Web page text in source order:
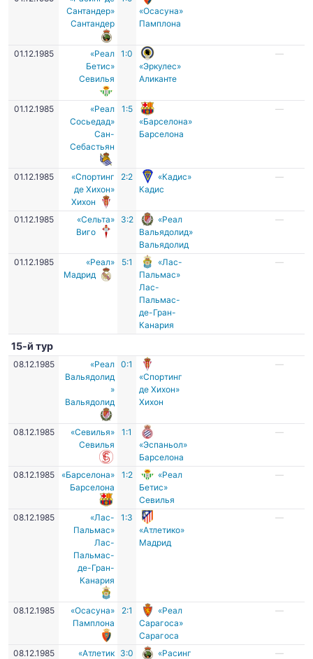
Сантандер»
Сантандер
«Осасуна»
Памплона
01.12.1985
«Реал
Бетис»
Севилья
1:0
«Эркулес»
Аликанте
—
01.12.1985
«Реал
Сосьедад»
Сан-
Себастьян
1:5
«Барселона»
Барселона
—
01.12.1985
«Спортинг
де Хихон»
Хихон
2:2
«Кадис»
Кадис
—
01.12.1985
«Сельта»
Виго
3:2
«Реал
Вальядолид»
Вальядолид
—
01.12.1985
«Реал»
Мадрид
5:1
«Лас-
Пальмас»
Лас-
Пальмас-
де-Гран-
Канария
—
15-й тур
08.12.1985
«Реал
Вальядолид
»
Вальядолид
0:1
«Спортинг
де Хихон»
Хихон
—
08.12.1985
«Севилья»
Севилья
1:1
«Эспаньол»
Барселона
—
08.12.1985
«Барселона»
Барселона
1:2
«Реал
Бетис»
Севилья
—
08.12.1985
«Лас-
Пальмас»
Лас-
Пальмас-
де-Гран-
Канария
1:3
«Атлетико»
Мадрид
—
08.12.1985
«Осасуна»
Памплона
2:1
«Реал
Сарагоса»
Сарагоса
—
08.12.1985
«Атлетик 3:0
«Расинг
—